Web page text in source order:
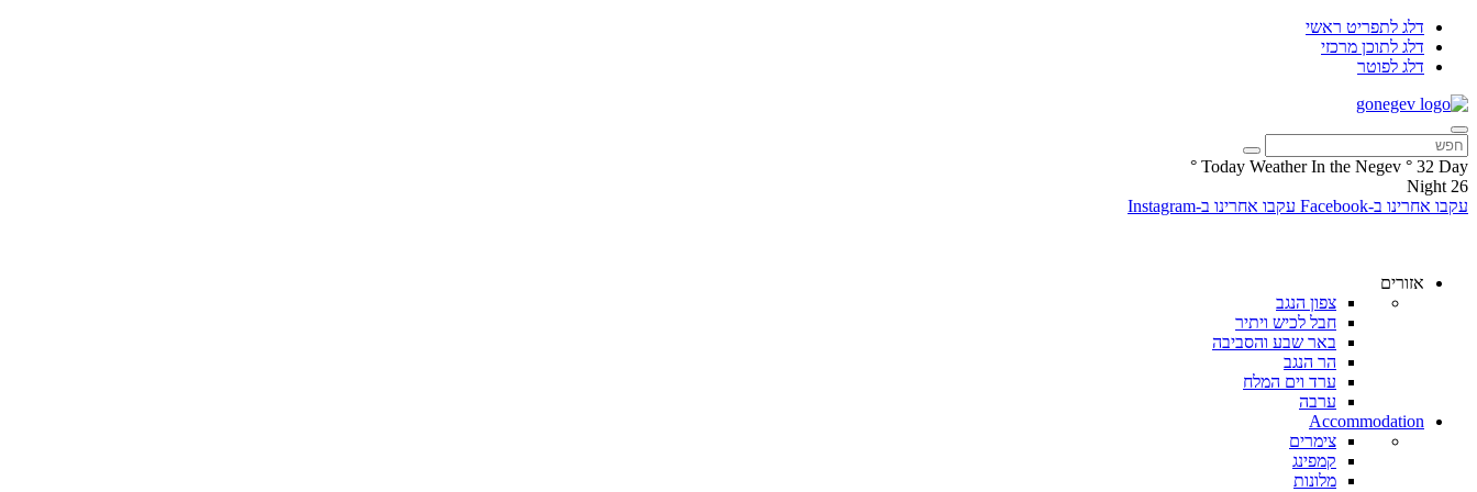
דלג לתפריט ראשי
דלג לתוכן מרכזי
דלג לפוטר
Today Weather In the Negev ° 32 Day
°
26
Night
עקבו אחרינו ב-Facebook
עקבו אחרינו ב-Instagram
אזורים
צפון הנגב
חבל לכיש ויתיר
באר שבע והסביבה
הר הנגב
ערד וים המלח
ערבה
Accommodation
צימרים
קמפינג
מלונות